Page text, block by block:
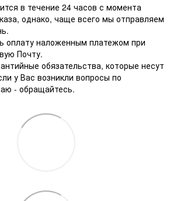
в течение 24 часов с момента
однако, чаще всего мы отправляем
оплату наложенным платежом при
Почту.
обязательства, которые несут
у Вас возникли вопросы по
- обращайтесь.